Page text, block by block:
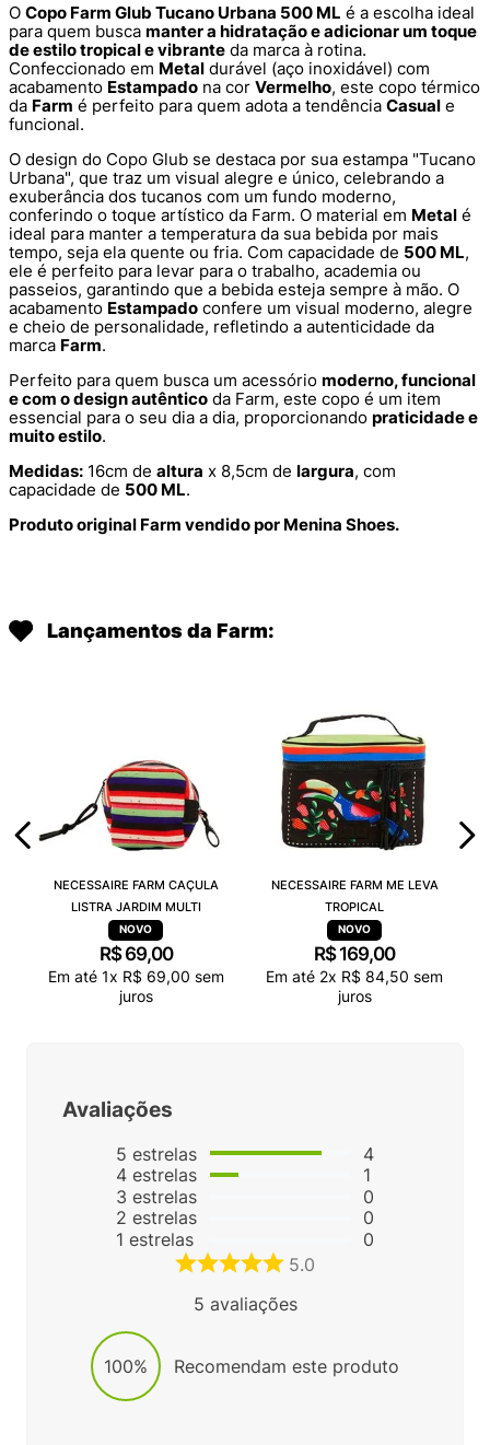
O Copo Farm Glub Tucano Urbana 500 ML é a escolha ideal
para quem busca manter a hidratação e adicionar um toque
de estilo tropical e vibrante da marca à rotina.
Confeccionado em Metal durável (aço inoxidável) com
acabamento Estampado na cor Vermelho, este copo térmico
da Farm é perfeito para quem adota a tendência Casual e
funcional.
O design do Copo Glub se destaca por sua estampa "Tucano
Urbana", que traz um visual alegre e único, celebrando a
exuberância dos tucanos com um fundo moderno,
conferindo o toque artístico da Farm. O material em Metal é
ideal para manter a temperatura da sua bebida por mais
tempo, seja ela quente ou fria. Com capacidade de 500 ML,
ele é perfeito para levar para o trabalho, academia ou
passeios, garantindo que a bebida esteja sempre à mão. O
acabamento Estampado confere um visual moderno, alegre
e cheio de personalidade, refletindo a autenticidade da
marca Farm.
Perfeito para quem busca um acessório moderno, funcional
e com o design autêntico da Farm, este copo é um item
essencial para o seu dia a dia, proporcionando praticidade e
muito estilo.
Medidas: 16cm de altura x 8,5cm de largura, com
capacidade de 500 ML.
Produto original Farm vendido por Menina Shoes.
Lançamentos da Farm:
NECESSAIRE FARM CAÇULA
LISTRA JARDIM MULTI
R$ 69,00
Em até 1x R$ 69,00 sem
juros
NECESSAIRE FARM ME LEVA
TROPICAL
R$ 169,00
Em até 2x R$ 84,50 sem
juros
Avaliações
5 estrelas
4 estrelas
3 estrelas
2 estrelas
1 estrelas
4
1
0
0
0
5.0
5 avaliações
100% Recomendam este produto